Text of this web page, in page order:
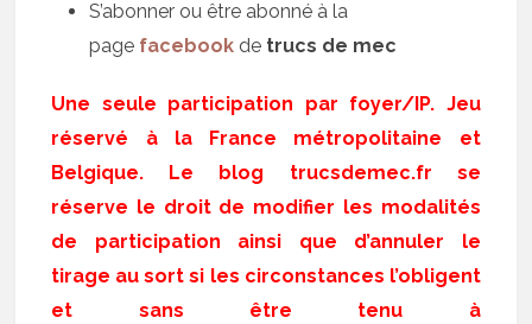
S’abonner ou être abonné à la
page facebook de trucs de mec
Une seule participation par foyer/IP. Jeu
réservé à la France métropolitaine et
Belgique. Le blog trucsdemec.fr se
réserve le droit de modifier les modalités
de participation ainsi que d’annuler le
tirage au sort si les circonstances l’obligent
et sans être tenu à